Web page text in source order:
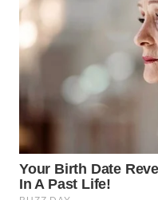
WN
KUNINGAN
MAJALENGKA
WN
SUBANG